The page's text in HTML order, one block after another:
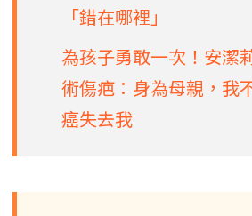
「錯在哪裡」
為孩子勇敢一次！安潔
術傷疤：身為母親，我
癌失去我